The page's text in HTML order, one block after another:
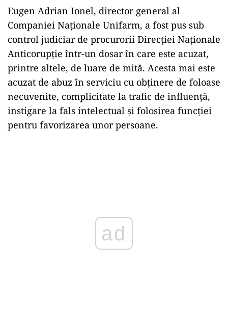
Eugen Adrian Ionel, director general al
Companiei Naţionale Unifarm, a fost pus sub
control judiciar de procurorii Direcţiei Naţionale
Anticorupţie într-un dosar în care este acuzat,
printre altele, de luare de mită. Acesta mai este
acuzat de abuz în serviciu cu obţinere de foloase
necuvenite, complicitate la trafic de influenţă,
instigare la fals intelectual şi folosirea funcţiei
pentru favorizarea unor persoane.
ad